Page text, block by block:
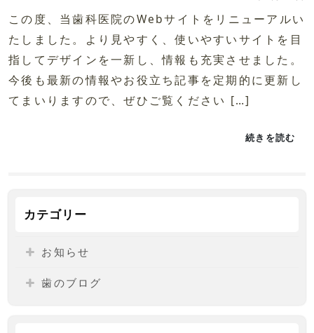
この度、当歯科医院のWebサイトをリニューアルい
たしました。より見やすく、使いやすいサイトを目
指してデザインを一新し、情報も充実させました。
今後も最新の情報やお役立ち記事を定期的に更新し
てまいりますので、ぜひご覧ください […]
続きを読む
カテゴリー
お知らせ
歯のブログ